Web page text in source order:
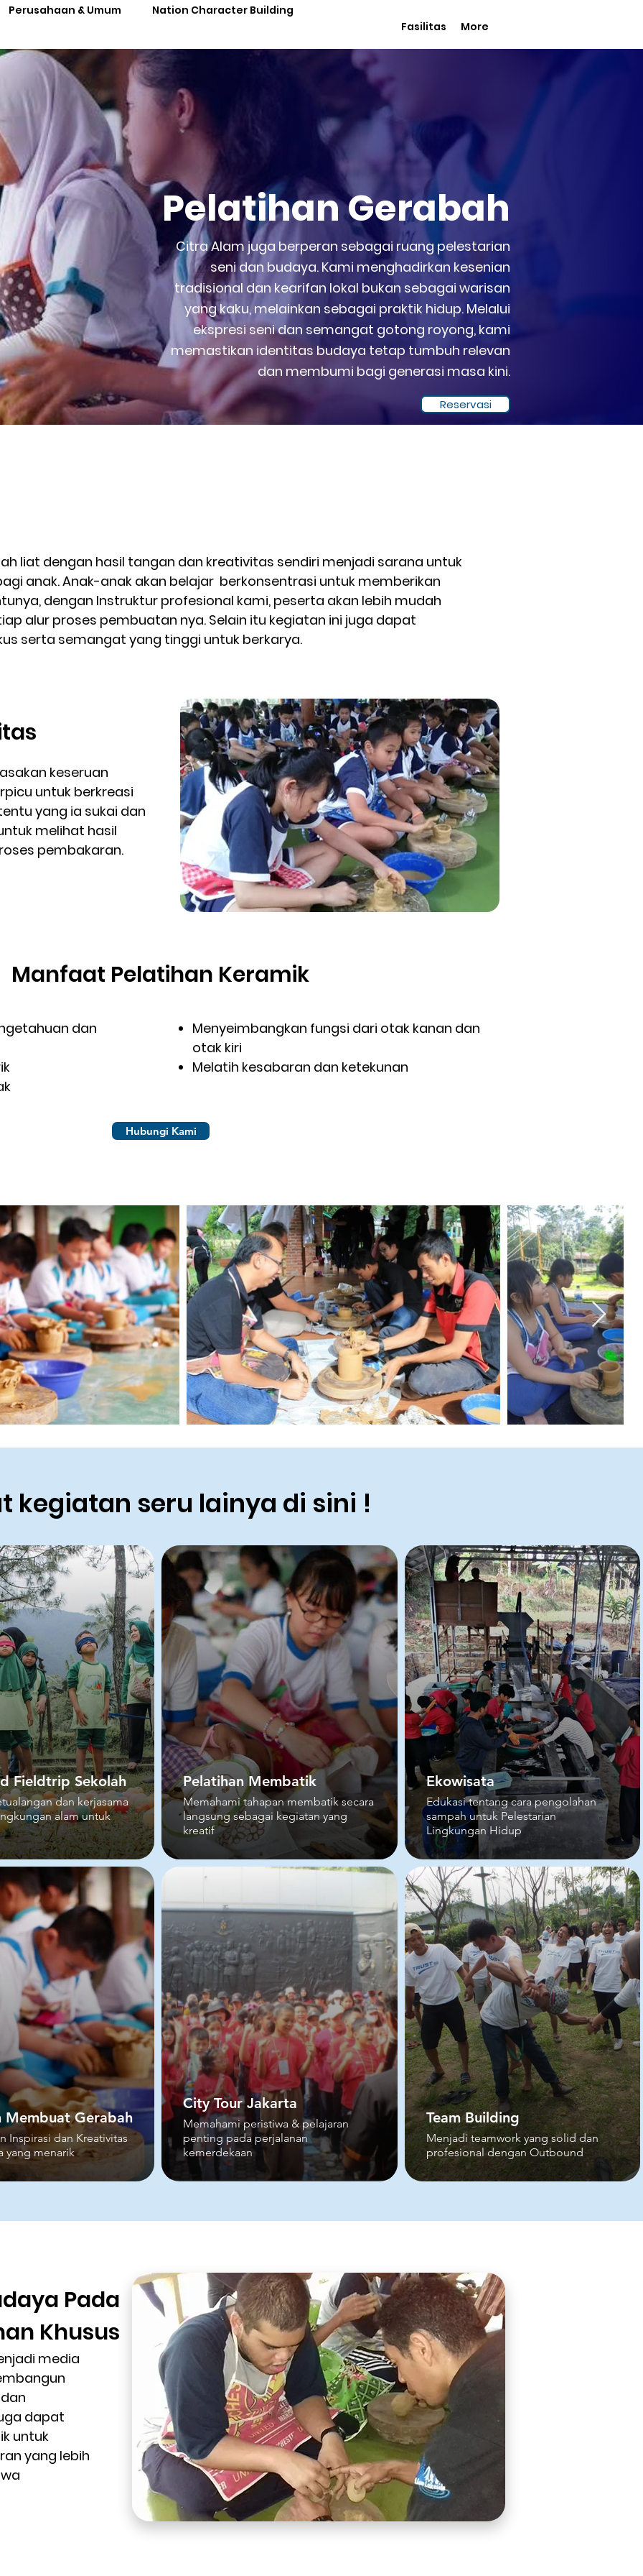
Perusahaan & Umum
Nation Character Building
Fasilitas
More
Pelatihan Gerabah
Citra Alam juga berperan sebagai ruang pelestarian
seni dan budaya. Kami menghadirkan kesenian
tradisional dan kearifan lokal bukan sebagai warisan
yang kaku, melainkan sebagai praktik hidup. Melalui
ekspresi seni dan semangat gotong royong, kami
memastikan identitas budaya tetap tumbuh relevan
dan membumi bagi generasi masa kini.
Reservasi
dengan hasil tangan dan kreativitas sendiri menjadi sarana untuk
anak. Anak-anak akan belajar berkonsentrasi untuk memberikan
dengan Instruktur profesional kami, peserta akan lebih mudah
alur proses pembuatan nya. Selain itu kegiatan ini juga dapat
serta semangat yang tinggi untuk berkarya.
keseruan
untuk berkreasi
yang ia sukai dan
melihat hasil
pembakaran.
Manfaat Pelatihan Keramik
dan
Menyeimbangkan fungsi dari otak kanan dan
otak kiri
Melatih kesabaran dan ketekunan
Hubungi Kami
kegiatan seru lainya di sini !
Fieldtrip Sekolah
dan kerjasama
alam untuk
Pelatihan Membatik
Memahami tahapan membatik secara
langsung sebagai kegiatan yang
kreatif
Ekowisata
Edukasi tentang cara pengolahan
sampah untuk Pelestarian
Lingkungan Hidup
Membuat Gerabah
Inspirasi dan Kreativitas
yang menarik
City Tour Jakarta
Memahami peristiwa & pelajaran
penting pada perjalanan
kemerdekaan
Team Building
Menjadi teamwork yang solid dan
profesional dengan Outbound
Pada
Khusus
media
dapat
untuk
yang lebih